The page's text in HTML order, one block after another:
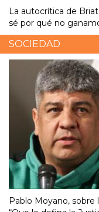
La autocrítica de
sé por qué no
SOCIEDAD
Pablo Moyano,